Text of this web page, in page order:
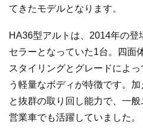
てきたモデルとなります。
HA36型アルトは、2014年の
セラーとなっていた1台。四面
スタイリングとグレードによ
う軽量なボディが特徴です。
と抜群の取り回し能力で、一般
営業車でも活躍していました。